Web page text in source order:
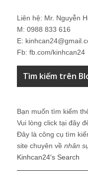
Liên hệ: Mr. Nguyễn
M: 0988 833 616
E:
Fb: fb.com/kinhcan24
Tìm kiếm trên
Bạn muốn tìm kiếm
Vui lòng click tại đây
Đây là công cụ tìm
site chuyên về nhân
Kinhcan24′s Search